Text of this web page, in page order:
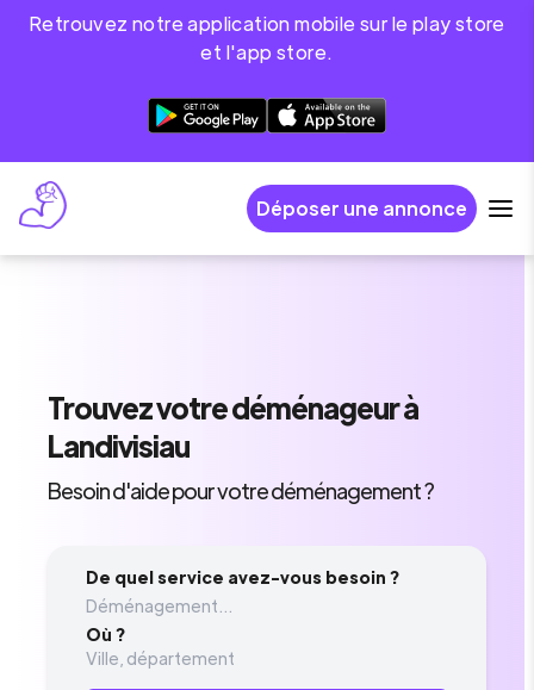
Retrouvez notre application mobile sur le play store
et l'app store.
Déposer une annonce
Trouvezvotre déménageurà
Landivisiau
Besoin d'aide pour votre déménagement ?
De quel service avez-vous besoin ?
Déménagement...
Où ?